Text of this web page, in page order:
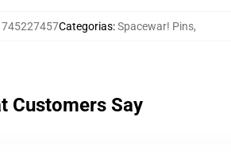
Categorias:Spacewar! Pins,
Customers Say